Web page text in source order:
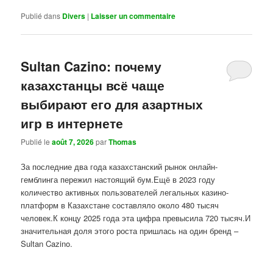
Publié dans Divers | Laisser un commentaire
Sultan Cazino: почему
казахстанцы всё чаще
выбирают его для азартных
игр в интернете
Publié leaoût 7, 2026parThomas
За последние два года казахстанский рынок онлайн-
гемблинга пережил настоящий бум.Ещё в 2023 году
количество активных пользователей легальных казино-
платформ в Казахстане составляло около 480 тысяч
человек.К концу 2025 года эта цифра превысила 720 тысяч.И
значительная доля этого роста пришлась на один бренд –
Sultan Cazino.